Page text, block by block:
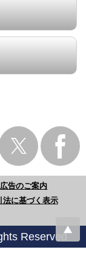
広告のご案内
法に基づく表示
Reserved